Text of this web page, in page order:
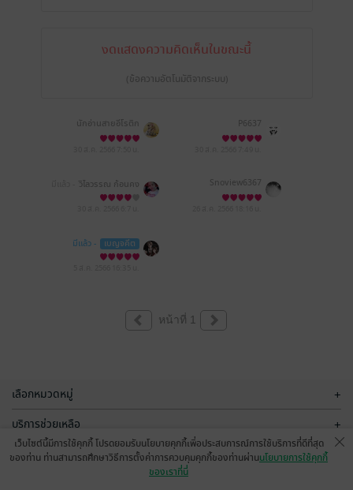
งดแสดงความคิดเห็นในขณะนี้
(ข้อความอัตโนมัติจากระบบ)
นักอ่านสายอีโรติก P6637
วิไลวรรณ ก้อนคง Snoview6367
มีแล้ว - เบญจคีต
หน้าที่ 1
เลือกหมวดหมู่ +
บริการช่วยเหลือ +
เกี่ยวกับเรา
เว็บไซต์นี้มีการใช้คุกกี้ โปรดยอมรับนโยบายคุกกี้เพื่อประสบการณ์การใช้บริการที่ดีที่สุด
ของท่าน ท่านสามารถศึกษาวิธีการตั้งค่าการควบคุมคุกกี้ของท่านผ่านนโยบายการใช้คุกกี้
ของเราที่นี่